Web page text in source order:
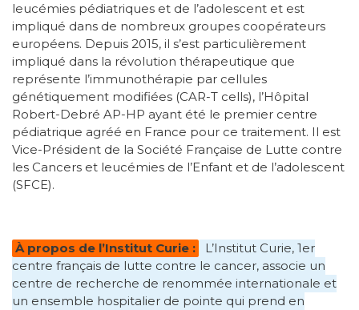
leucémies pédiatriques et de l’adolescent et est
impliqué dans de nombreux groupes coopérateurs
européens. Depuis 2015, il s’est particulièrement
impliqué dans la révolution thérapeutique que
représente l’immunothérapie par cellules
génétiquement modifiées (CAR-T cells), l’Hôpital
Robert-Debré AP-HP ayant été le premier centre
pédiatrique agréé en France pour ce traitement. Il est
Vice-Président de la Société Française de Lutte contre
les Cancers et leucémies de l’Enfant et de l’adolescent
(SFCE).
À propos de l’Institut Curie :
L’Institut Curie, 1er
centre français de lutte contre le cancer, associe un
centre de recherche de renommée internationale et
un ensemble hospitalier de pointe qui prend en